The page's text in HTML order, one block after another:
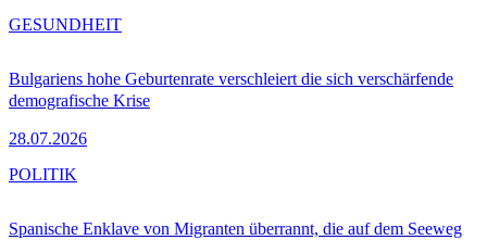
Bulgariens hohe Geburtenrate verschleiert die sich verschärfende
demografische Krise
28.07.2026
GESUNDHEIT
Spanische Enklave von Migranten überrannt, die auf dem Seeweg
POLITIK